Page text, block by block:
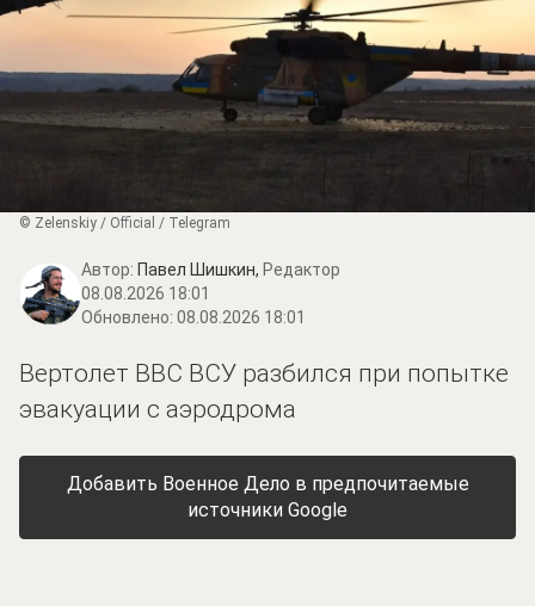
© Zеlеnskiу / Оfficiаl / Telegram
Автор: Павел Шишкин, Редактор
08.08.2026 18:01
Обновлено: 08.08.2026 18:01
Вертолет ВВС ВСУ разбился при попытке
эвакуации с аэродрома
Добавить Военное Дело в предпочитаемые
источники Google